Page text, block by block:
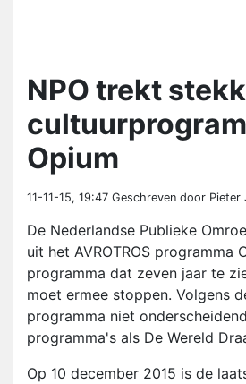
NPO trekt
Opium
11-11-15, 19:47 Geschreven door Pieter
De Nederlandse Publieke
uit het AVROTROS programma
programma dat zeven jaar te
moet ermee stoppen. Volgens
programma niet
programma's als De Wereld
Op 10 december 2015 is de